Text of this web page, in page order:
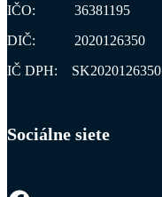
IČO: 36381195
DIČ: 2020126350
IČ DPH: SK2020126350
Sociálne siete